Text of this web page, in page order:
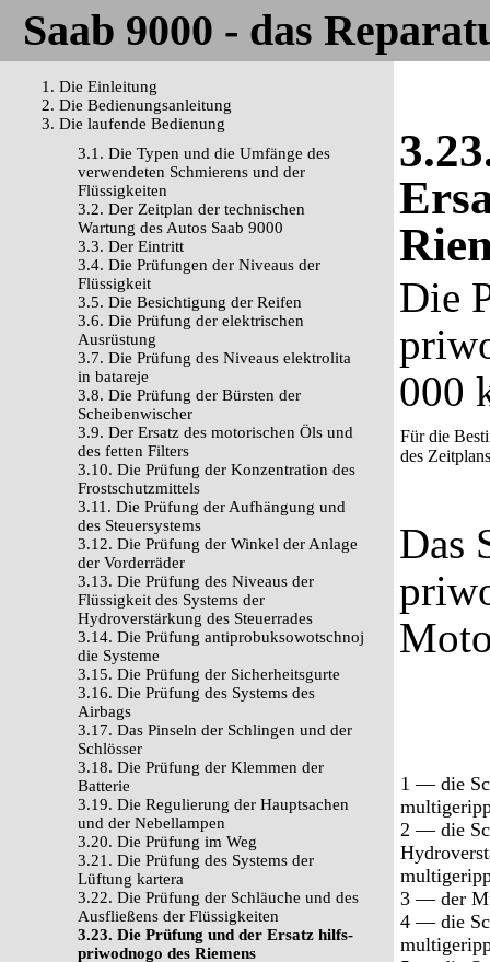
Saab 9000 - das
1. Die Einleitung
2. Die Bedienungsanleitung
3. Die laufende Bedienung
3.1. Die Typen und die Umfänge des
verwendeten Schmierens und der
Flüssigkeiten
3.2. Der Zeitplan der technischen
Wartung des Autos Saab 9000
3.3. Der Eintritt
3.4. Die Prüfungen der Niveaus der
Flüssigkeit
3.5. Die Besichtigung der Reifen
3.6. Die Prüfung der elektrischen
Ausrüstung
3.7. Die Prüfung des Niveaus elektrolita
in batareje
3.8. Die Prüfung der Bürsten der
Scheibenwischer
3.9. Der Ersatz des motorischen Öls und
des fetten Filters
3.10. Die Prüfung der Konzentration des
Frostschutzmittels
3.11. Die Prüfung der Aufhängung und
des Steuersystems
3.12. Die Prüfung der Winkel der Anlage
der Vorderräder
3.13. Die Prüfung des Niveaus der
Flüssigkeit des Systems der
Hydroverstärkung des Steuerrades
3.14. Die Prüfung antiprobuksowotschnoj
die Systeme
3.15. Die Prüfung der Sicherheitsgurte
3.16. Die Prüfung des Systems des
Airbags
3.17. Das Pinseln der Schlingen und der
Schlösser
3.18. Die Prüfung der Klemmen der
Batterie
3.19. Die Regulierung der Hauptsachen
und der Nebellampen
3.20. Die Prüfung im Weg
3.21. Die Prüfung des Systems der
Lüftung kartera
3.22. Die Prüfung der Schläuche und des
Ausfließens der Flüssigkeiten
3.23. Die Prüfung und der Ersatz hilfs-
priwodnogo des Riemens
Die
000
Für die
des
Das
1 — die
2 — die
3 — der
4 — die